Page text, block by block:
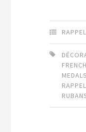
FRENCH
MEDALS